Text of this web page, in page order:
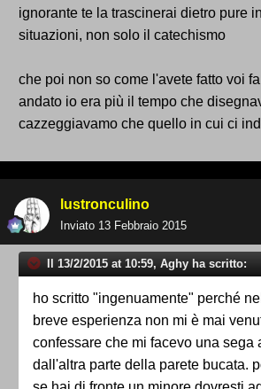
ignorante te la trascinerai dietro pure
situazioni, non solo il catechismo
che poi non so come l'avete fatto voi
andato io era più il tempo che
cazzeggiavamo che quello in cui ci
lustronculino
Inviato 13 Febbraio 2015
Il 13/2/2015 at 10:59, Aghy ha scritto:
ho scritto "ingenuamente" perché
breve esperienza non mi è mai
confessare che mi facevo una sega
dall'altra parte della parete bucata.